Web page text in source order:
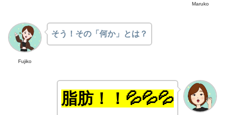
Maruko
Fujiko
そう！その「何か」とは？
脂肪！！💦💦💦